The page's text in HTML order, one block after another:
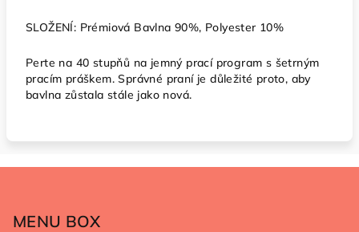
SLOŽENÍ: Prémiová Bavlna 90%, Polyester 10%
Perte na 40 stupňů na jemný prací program s šetrným
pracím práškem. Správné praní je důležité proto, aby
bavlna zůstala stále jako nová.
MENU BOX